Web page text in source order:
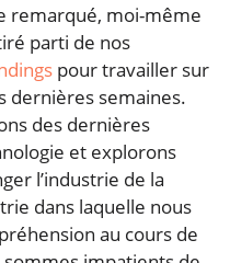
remarqué, moi-même
parti de nos
pour travailler sur
dernières semaines.
des dernières
et explorons
l’industrie de la
dans laquelle nous
au cours de